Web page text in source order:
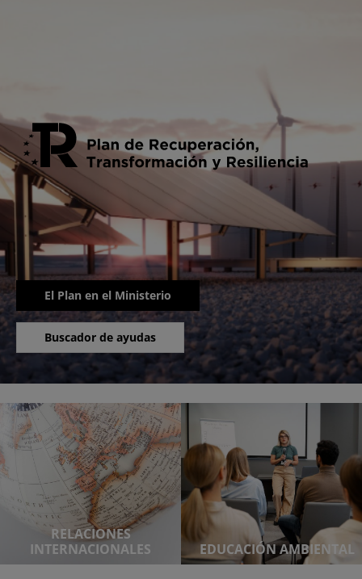
El Plan en el Ministerio
Buscador de ayudas
RELACIONES
INTERNACIONALES
EDUCACIÓN AMBIENTAL